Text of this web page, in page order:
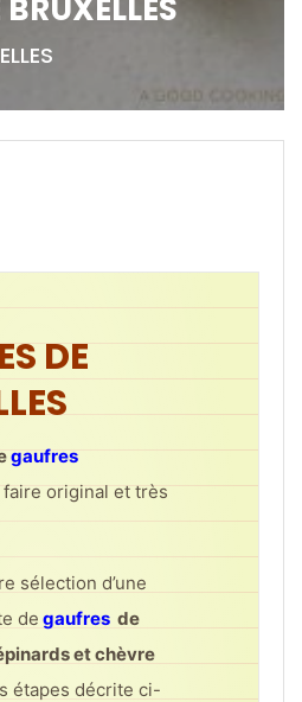
DE
gaufres
faire original et très
sélection d’une
de gaufres de
et chèvre
étapes décrite ci-